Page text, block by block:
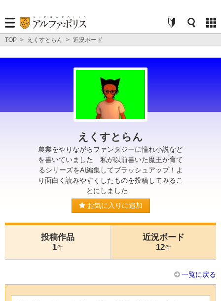
TOP > えくすとらん > 近況ボード
えくすとらん
農業をやりながらファンタジーに憧れ小説など
を書いていました 私が以前書いた魔王が育て
るシリーズをAI編集してブラッシュアップ！よ
り面白く読みやすくしたものを投稿してみるこ
とにしました
お気に入りに追加
投稿作品
1件
近況ボード
12件
一覧に戻る